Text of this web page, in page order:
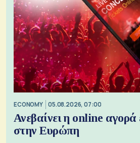
ECONOMY 05.08.2026, 07:00
Ανεβαίνει η online αγορά
στην Ευρώπη